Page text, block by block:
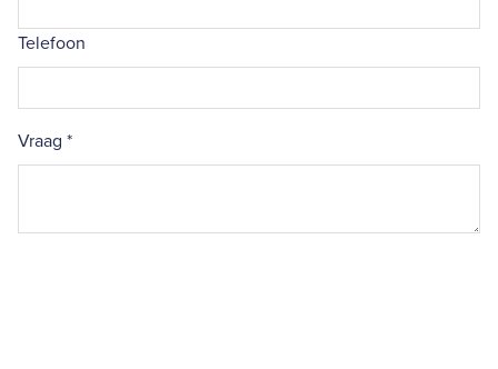
Telefoon
Vraag *